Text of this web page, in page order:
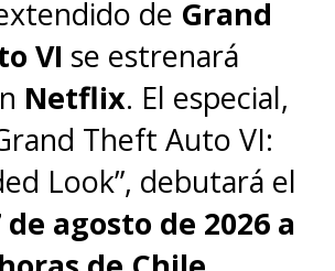
de Grand
VI se estrenará
Netflix. El especial,
Theft Auto VI:
Look”, debutará el
agosto de 2026 a